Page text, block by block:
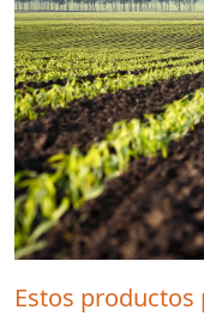
Estos